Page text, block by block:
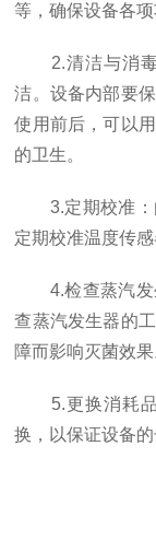
等，确保设备各项
2.清洁与消毒
洁。设备内部要
使用前后，可以
的卫生。
3.定期校准：
定期校准温度传
4.检查蒸汽发
查蒸汽发生器的
障而影响灭菌效果
5.更换消耗品
换，以保证设备的